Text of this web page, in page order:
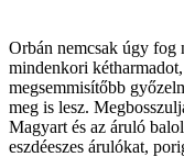
Orbán nemcsak úgy fog
mindenkori
megsemmisítőbb
meg is lesz.
Magyart és az áruló
eszdéeszes árulókat,